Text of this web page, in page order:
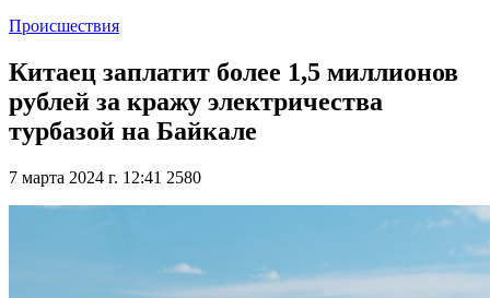
Происшествия
Китаец заплатит более 1,5 миллионов
рублей за кражу электричества
турбазой на Байкале
7 марта 2024 г. 12:41 2580